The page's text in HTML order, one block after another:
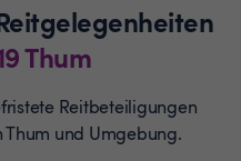
Thum
Reitbeteiligungen
und Umgebung.